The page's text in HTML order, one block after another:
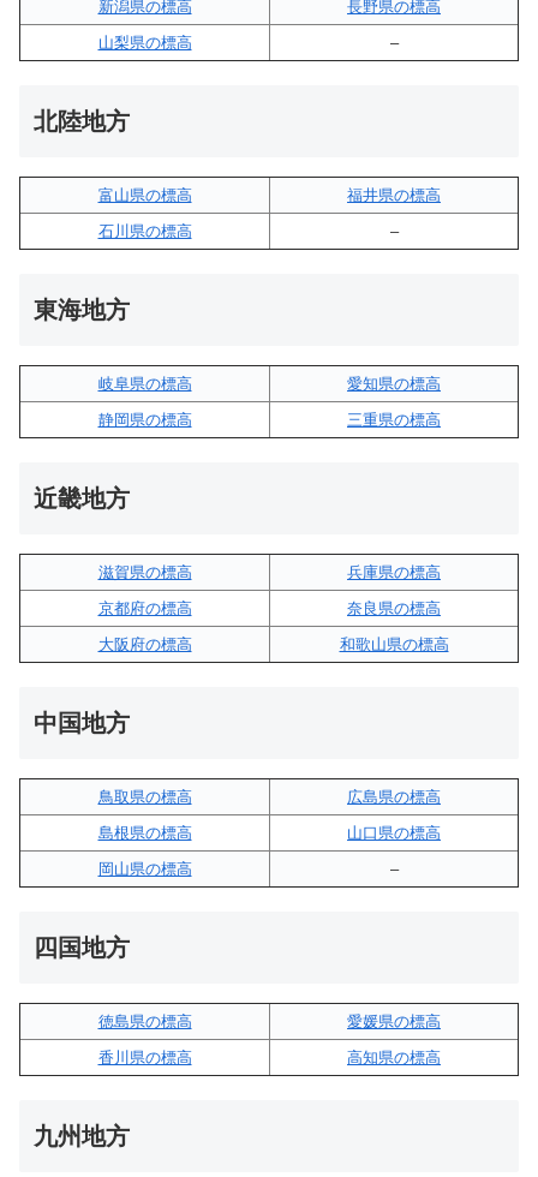
新潟県の標高
長野県の標高
山梨県の標高
–
北陸地方
富山県の標高
福井県の標高
石川県の標高
–
東海地方
岐阜県の標高
愛知県の標高
静岡県の標高
三重県の標高
近畿地方
滋賀県の標高
兵庫県の標高
京都府の標高
奈良県の標高
大阪府の標高
和歌山県の標高
中国地方
鳥取県の標高
広島県の標高
島根県の標高
山口県の標高
岡山県の標高
–
四国地方
徳島県の標高
愛媛県の標高
香川県の標高
高知県の標高
九州地方